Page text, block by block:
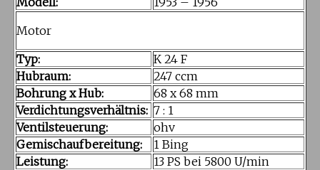
Motor
Typ:
K 24 F
Hubraum:
247 ccm
Bohrung x Hub:
68 x 68 mm
Verdichtungsverhältnis: 7 : 1
Ventilsteuerung:
ohv
Gemischaufbereitung:
1 Bing
Leistung:
13 PS bei 5800 U/min